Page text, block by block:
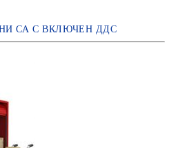
СА С ВКЛЮЧЕН ДДС